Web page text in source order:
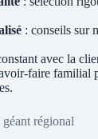
: conseils sur
avec la
faire familial
régional